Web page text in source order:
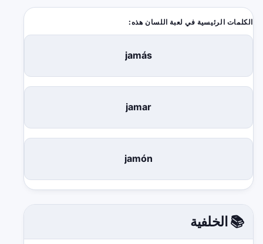
الكلمات الرئيسية في لعبة اللسان هذه:
jamás
jamar
jamón
📚 الخلفية